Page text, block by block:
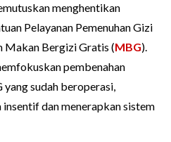
menghentikan
Pelayanan Pemenuhan Gizi
Makan Bergizi Gratis (MBG).
pembenahan
sudah beroperasi,
dan menerapkan sistem